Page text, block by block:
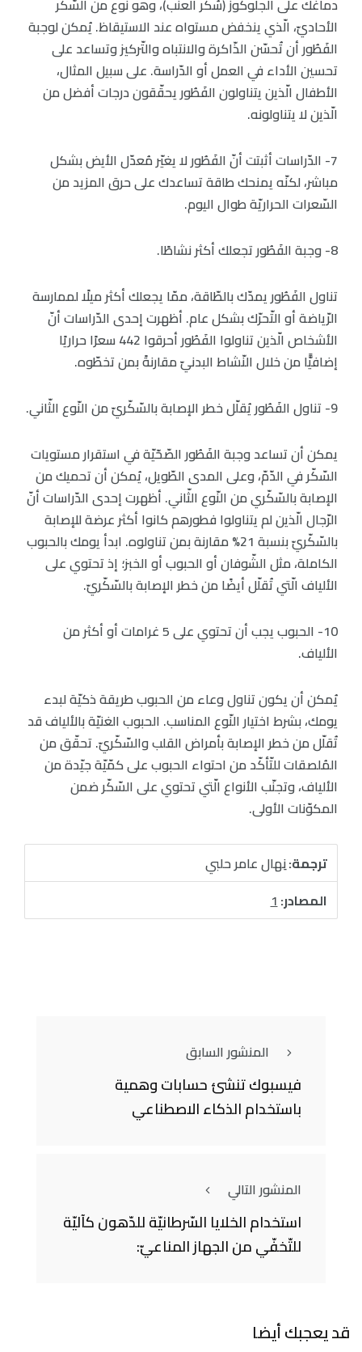
دماغك على الجلوكوز (سُكّر العنب)، وهو نوع من السّكّر
الأحاديّ، الّذي ينخفض مستواه عند الاستيقاظ. يُمكن لوجبة
الفَطُور أن تُحسّن الذّاكرة والانتباه والتّركيز وتساعد على
تحسين الأداء في العمل أو الدّراسة. على سبيل المثال،
الأطفال الّذين يتناولون الفَطُور يحقّقون درجات أفضل من
الّذين لا يتناولونه.
7- الدّراسات أثبتت أنّ الفَطُور لا يغيّر مُعدّل الأيض بشكل
مباشر، لكنّه يمنحك طاقة تساعدك على حرق المزيد من
السّعرات الحراريّة طوال اليوم.
8- وجبة الفَطُور تجعلك أكثر نشاطًا.
تناول الفَطُور يمدّك بالطّاقة، ممّا يجعلك أكثر ميلًا لممارسة
الرّياضة أو التّحرّك بشكل عام. أظهرت إحدى الدّراسات أنّ
الأشخاص الّذين تناولوا الفَطُور أحرقوا 442 سعرًا حراريًا
إضافيًّا من خلال النّشاط البدنيّ مقارنةً بمن تخطّوه.
9- تناول الفَطُور يُقلّل خطر الإصابة بالسّكّريّ من النّوع الثّاني.
يمكن أن تساعد وجبة الفَطُور الصّحّيّة في استقرار مستويات
السّكّر في الدّمّ، وعلى المدى الطّويل، يُمكن أن تحميك من
الإصابة بالسّكّري من النّوع الثّاني. أظهرت إحدى الدّراسات أنّ
الرّجال الّذين لم يتناولوا فطورهم كانوا أكثر عرضة للإصابة
بالسّكّريّ بنسبة 21% مقارنة بمن تناولوه. ابدأ يومك بالحبوب
الكاملة، مثل الشّوفان أو الحبوب أو الخبز؛ إذ تحتوي على
الألياف الّتي تُقلّل أيضًا من خطر الإصابة بالسّكّريّ.
10- الحبوب يجب أن تحتوي على 5 غرامات أو أكثر من
الألياف.
يُمكن أن يكون تناول وعاء من الحبوب طريقة ذكيّة لبدء
يومك، بشرط اختيار النّوع المناسب. الحبوب الغنيّة بالألياف قد
تُقلّل من خطر الإصابة بأمراض القلب والسّكّريّ. تحقّق من
المُلصقات للتّأكّد من احتواء الحبوب على كمّيّة جيّدة من
الألياف، وتجنّب الأنواع الّتي تحتوي على السّكّر ضمن
المكوّنات الأولى.
ترجمة:نِهال عامر حلبي
المصادر:1
المنشور السابق
فيسبوك تنشئ حسابات وهمية
باستخدام الذكاء الاصطناعي
المنشور التالي
استخدام الخلايا السّرطانيّة للدّهون كآليّة
للتّخفّي من الجهاز المناعيّ:
قد يعجبك أيضا